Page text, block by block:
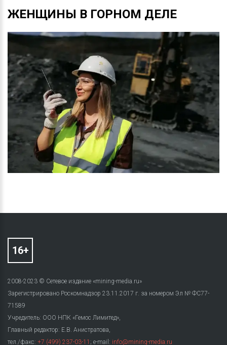
ЖЕНЩИНЫ В ГОРНОМ ДЕЛЕ
2008-2023 © Сетевое издание «mining-media.ru»
Зарегистрировано Роскомнадзор 23.11.2017 г. за номером Эл № ФС77-
71589
Учредитель: ООО НПК «Гемос Лимитед»,
Главный редактор: Е.В. Анистратова,
тел./факс: +7 (499) 237-03-11 ; e-mail: info@mining-media.ru